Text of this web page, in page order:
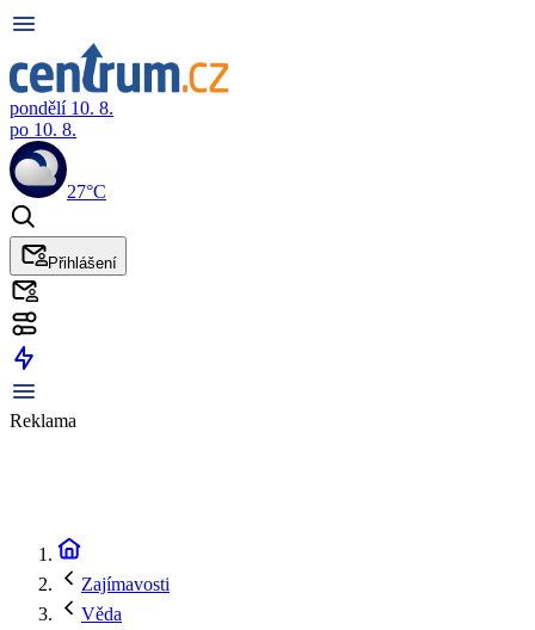
pondělí 10. 8.
po 10. 8.
27°C
Přihlášení
Reklama
Zajímavosti
Věda